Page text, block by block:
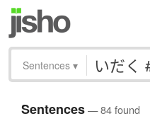
Sentences ▾
Sentences— 84 found